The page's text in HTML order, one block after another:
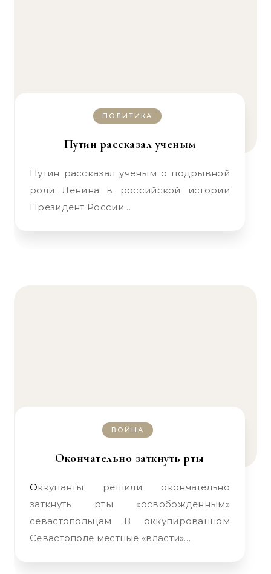
ПОЛИТИКА
Путин рассказал ученым
Путин рассказал ученым о подрывной
роли Ленина в российской истории
Президент России…
ВОЙНА
Окончательно заткнуть рты
Оккупанты решили окончательно
заткнуть рты «освобожденным»
севастопольцам В оккупированном
Севастополе местные «власти»…